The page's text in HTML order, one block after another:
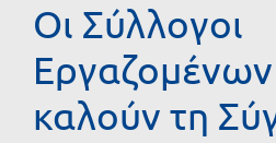
Οι Σύλλογοι
καλούν τη